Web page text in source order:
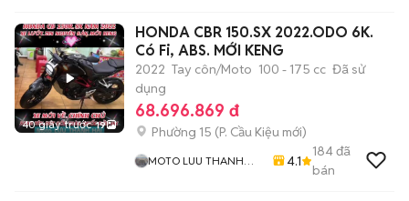
Trợ Trả Góp
40 giây trước 19
HONDA CBR 150.SX 2022.ODO 6K.
Có Fi, ABS. MỚI KENG
2022 Tay côn/Moto 100 - 175 cc Đã sử
dụng
68.696.869 đ
Phường 15 (P. Cầu Kiệu mới)
MOTO LUU THANH
4.1
184đã
bán